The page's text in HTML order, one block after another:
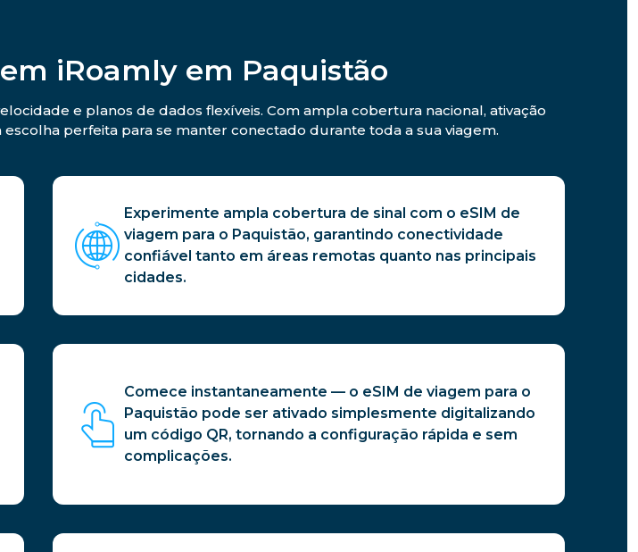
iRoamly em Paquistão
e planos de dados flexíveis. Com ampla cobertura nacional, ativação
perfeita para se manter conectado durante toda a sua viagem.
Experimente ampla cobertura de sinal com o eSIM de
viagem para o Paquistão, garantindo conectividade
confiável tanto em áreas remotas quanto nas principais
cidades.
Comece instantaneamente — o eSIM de viagem para o
Paquistão pode ser ativado simplesmente digitalizando
um código QR, tornando a configuração rápida e sem
complicações.